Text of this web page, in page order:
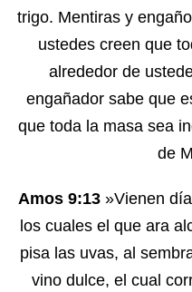
trigo. Mentiras y
ustedes creen que
alrededor de
engañador sabe que
que toda la masa sea
de
Amos 9:13»Vienen
los cuales el que ara
pisa las uvas, al
vino dulce, el cual